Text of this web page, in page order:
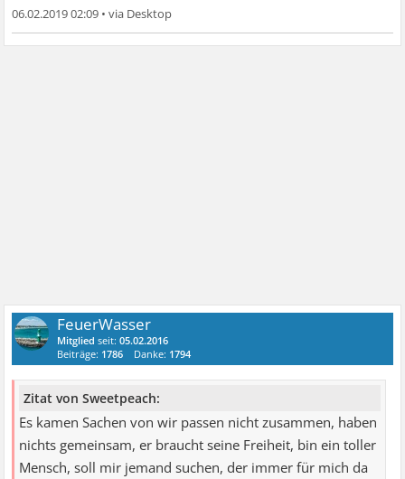
06.02.2019 02:09 •
FeuerWasser
Mitglied seit:05.02.2016
Beiträge: 1786 Danke: 1794
Zitat von Sweetpeach:
Es kamen Sachen von wir passen nicht zusammen, haben
nichts gemeinsam, er braucht seine Freiheit, bin ein toller
Mensch, soll mir jemand suchen, der immer für mich da